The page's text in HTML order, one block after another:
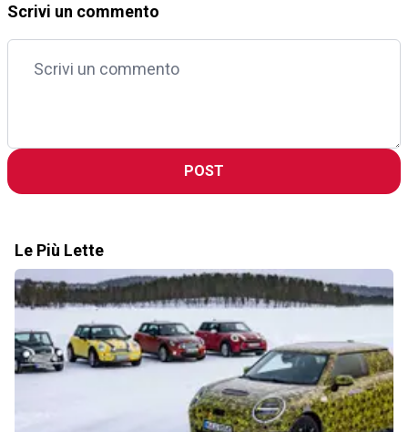
Scrivi un commento
POST
Le Più Lette